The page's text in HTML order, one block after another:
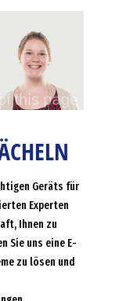
Geräts für
Experten
Ihnen zu
Sie uns eine E-
zu lösen und